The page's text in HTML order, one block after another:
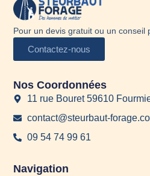
Pour un devis gratuit ou un conseil
Contactez-nous
Navigation
Nos Coordonnées
11 rue Bouret 59610
contact@steurbaut-
09 54 74 99 61